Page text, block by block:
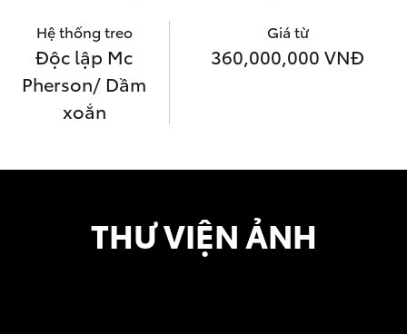
Hệ thống treo
Độc lập Mc
Pherson/ Dầm
xoắn
Giá từ
360,000,000 VNĐ
THƯ VIỆN ẢNH